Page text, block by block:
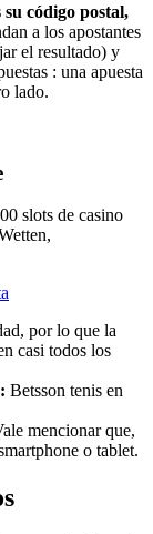
código postal,
a los apostantes
el resultado) y
: una apuesta
lado.
slots de casino
por lo que la
casi todos los
Betsson tenis en
mencionar que,
o tablet.